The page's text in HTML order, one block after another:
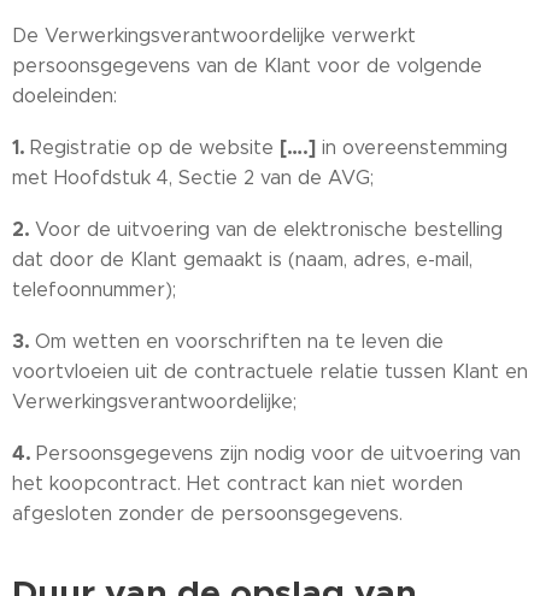
De Verwerkingsverantwoordelijke verwerkt
persoonsgegevens van de Klant voor de volgende
doeleinden:
1. Registratie op de website [….] in overeenstemming
met Hoofdstuk 4, Sectie 2 van de AVG;
2. Voor de uitvoering van de elektronische bestelling
dat door de Klant gemaakt is (naam, adres, e-mail,
telefoonnummer);
3. Om wetten en voorschriften na te leven die
voortvloeien uit de contractuele relatie tussen Klant en
Verwerkingsverantwoordelijke;
4. Persoonsgegevens zijn nodig voor de uitvoering van
het koopcontract. Het contract kan niet worden
afgesloten zonder de persoonsgegevens.